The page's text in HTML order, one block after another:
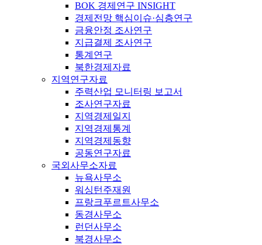
BOK 경제연구 INSIGHT
경제전망 핵심이슈·심층연구
금융안정 조사연구
지급결제 조사연구
통계연구
북한경제자료
지역연구자료
주력산업 모니터링 보고서
조사연구자료
지역경제일지
지역경제통계
지역경제동향
공동연구자료
국외사무소자료
뉴욕사무소
워싱턴주재원
프랑크푸르트사무소
동경사무소
런던사무소
북경사무소